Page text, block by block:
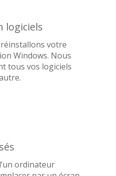
logiciels
votre
Windows. Nous
tous vos logiciels
ordinateur